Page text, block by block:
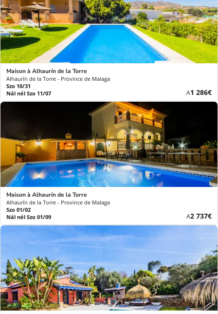
Maison à Alhaurín de la Torre
Alhaurín de la Torre - Province de Malaga
Szo 10/31
Nál nél Szo 11/07
AÚj
ár
1 286€
Maison à Alhaurín de la Torre
Alhaurín de la Torre - Province de Malaga
Szo 01/02
Nál nél Szo 01/09
AÚj
ár
2 737€